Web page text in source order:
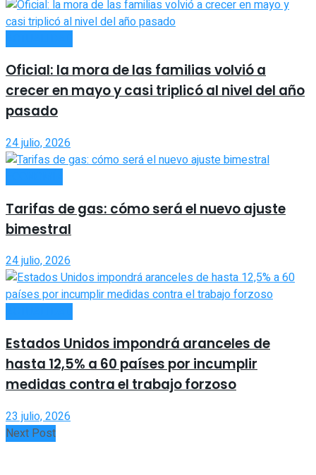
Oficial: la mora de las familias volvió a
crecer en mayo y casi triplicó al nivel del año
pasado
24 julio, 2026
Tarifas de gas: cómo será el nuevo ajuste
bimestral
24 julio, 2026
Estados Unidos impondrá aranceles de
hasta 12,5% a 60 países por incumplir
medidas contra el trabajo forzoso
23 julio, 2026
Next Post